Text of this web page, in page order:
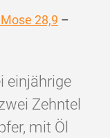
28,9 –
einjährige
Zehntel
mit Öl